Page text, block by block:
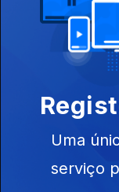
Uma
serviço